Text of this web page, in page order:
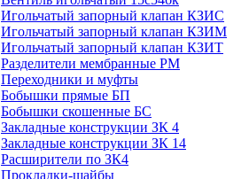
Игольчатый запорный клапан КЗИС
Игольчатый запорный клапан КЗИМ
Игольчатый запорный клапан КЗИТ
Разделители мембранные РМ
Переходники и муфты
Бобышки прямые БП
Бобышки скошенные БС
Закладные конструкции ЗК 4
Закладные конструкции ЗК 14
Расширители по ЗК4
Прокладки-шайбы